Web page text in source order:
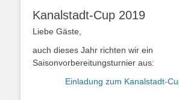
Kanalstadt-Cup 2019
Liebe Gäste,
auch dieses Jahr richten wir ein
Saisonvorbereitungsturnier aus:
Einladung zum Kanalstadt-